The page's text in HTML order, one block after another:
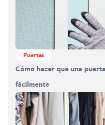
Puertas
Cómo hacer que una
fácilmente